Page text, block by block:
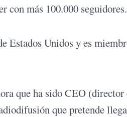
con más 100.000 seguidores.
Estados Unidos y es
que ha sido CEO
que pretende